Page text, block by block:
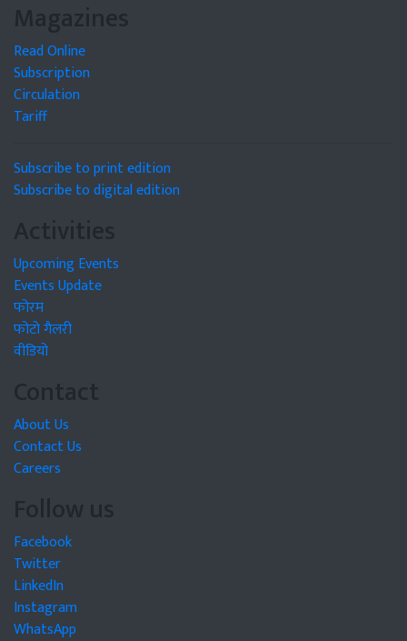
Magazines
Read Online
Subscription
Circulation
Tariff
Subscribe to print edition
Subscribe to digital edition
Activities
Upcoming Events
Events Update
फोरम
फोटो गैलरी
वीडियो
Contact
About Us
Contact Us
Careers
Follow us
Facebook
Twitter
LinkedIn
Instagram
WhatsApp